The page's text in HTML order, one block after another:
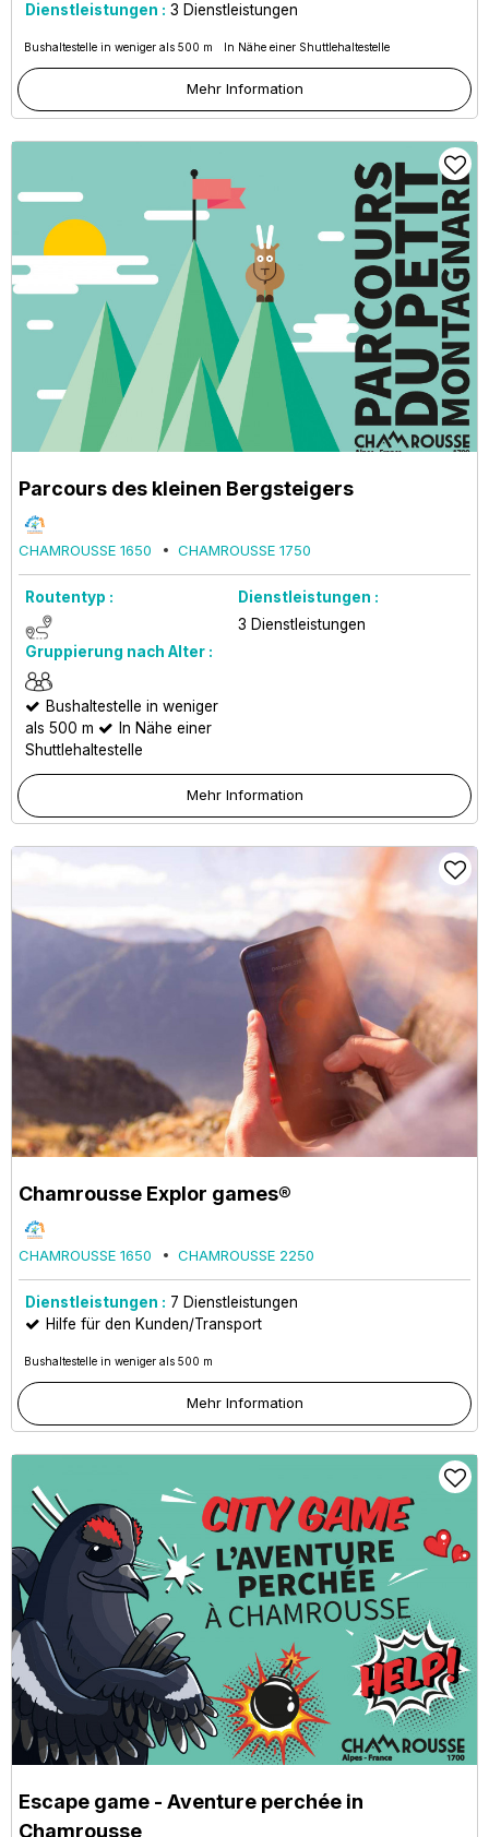
Dienstleistungen : 3 Dienstleistungen
Bushaltestelle in weniger als 500 m In Nähe einer Shuttlehaltestelle
Mehr Information
Parcours des kleinen Bergsteigers
CHAMROUSSE 1650 CHAMROUSSE 1750
Routentyp :
Dienstleistungen :
3 Dienstleistungen
Gruppierung nach Alter :
Bushaltestelle in weniger
als 500 m
In Nähe einer
Shuttlehaltestelle
Mehr Information
Chamrousse Explor games®
CHAMROUSSE 1650 CHAMROUSSE 2250
Dienstleistungen : 7 Dienstleistungen
Hilfe für den Kunden/Transport
Bushaltestelle in weniger als 500 m
Mehr Information
Escape game - Aventure perchée in
Chamrousse